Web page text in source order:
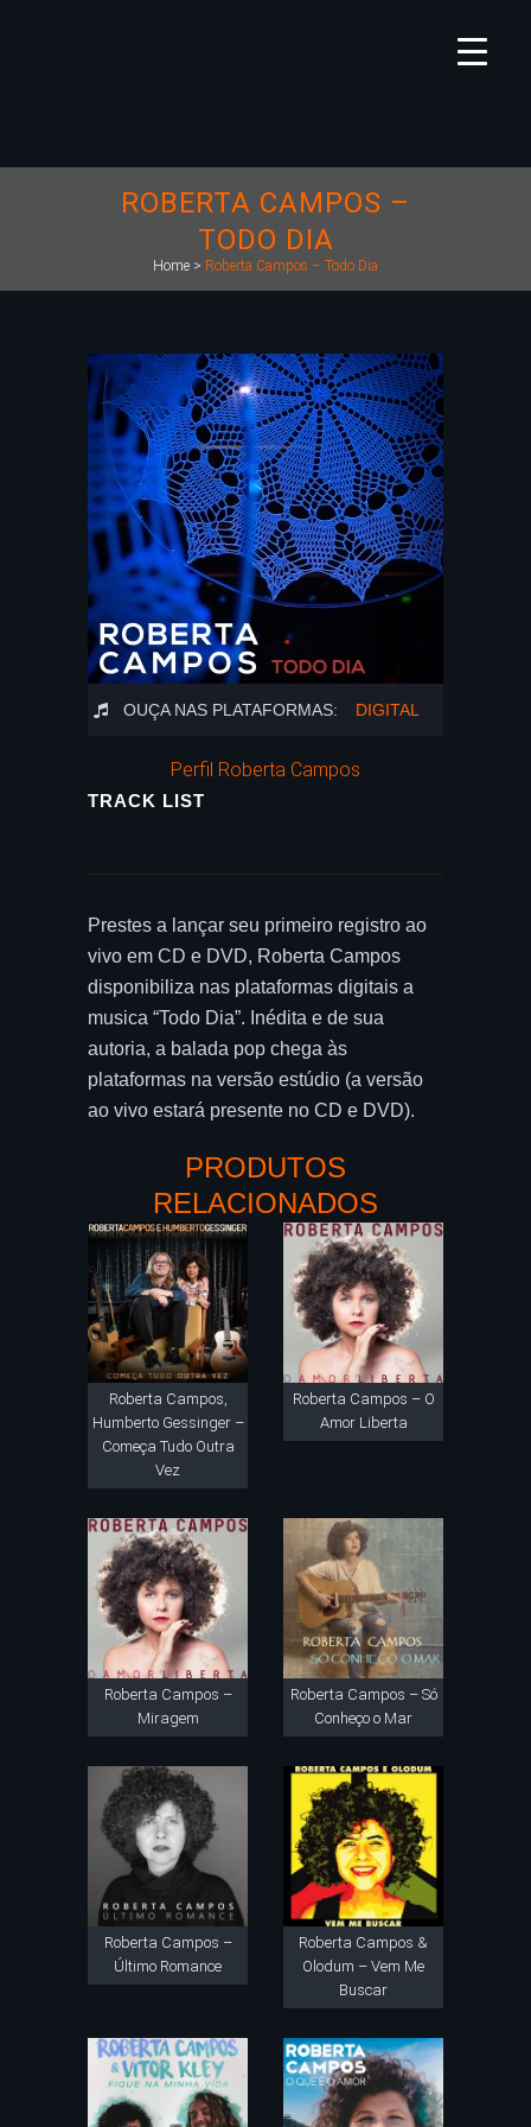
ROBERTA CAMPOS –
TODO DIA
Home > Roberta Campos – Todo Dia
OUÇA NAS PLATAFORMAS: DIGITAL
Perfil Roberta Campos
TRACK LIST
Prestes a lançar seu primeiro registro ao
vivo em CD e DVD, Roberta Campos
disponibiliza nas plataformas digitais a
musica “Todo Dia”. Inédita e de sua
autoria, a balada pop chega às
plataformas na versão estúdio (a versão
ao vivo estará presente no CD e DVD).
PRODUTOS
RELACIONADOS
Roberta Campos,
Humberto Gessinger –
Começa Tudo Outra
Vez
Roberta Campos – O
Amor Liberta
Roberta Campos –
Miragem
Roberta Campos – Só
Conheço o Mar
Roberta Campos –
Último Romance
Roberta Campos &
Olodum – Vem Me
Buscar